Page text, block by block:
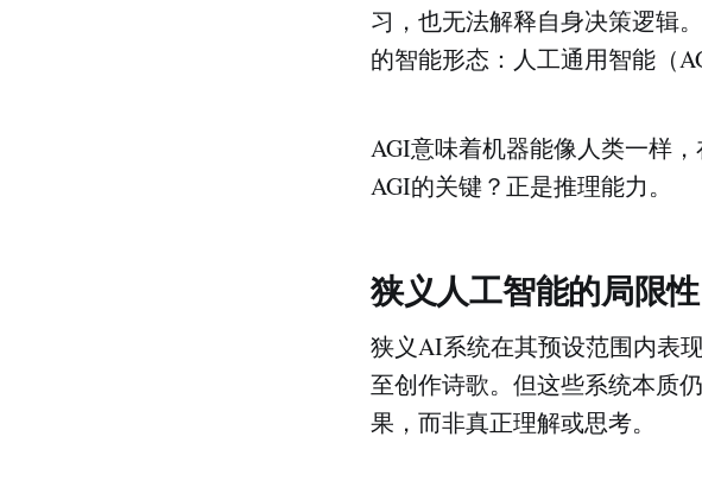
习，也无法解释自身决策逻辑
的智能形态：人工通用智能（
AGI意味着机器能像人类一样
AGI的关键？正是推理能力。
狭义人工智能的局限性
狭义AI系统在其预设范围内表
至创作诗歌。但这些系统本质
果，而非真正理解或思考。